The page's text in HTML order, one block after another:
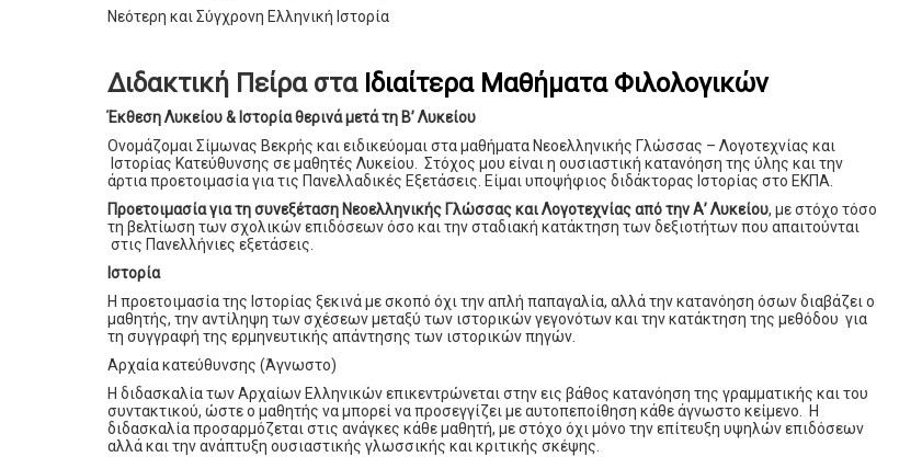
Νεότερη και Σύγχρονη Ελληνική Ιστορία
Διδακτική Πείρα στα Ιδιαίτερα Μαθήματα Φιλολογικών
Έκθεση Λυκείου & Ιστορία θερινά μετά τη Β’ Λυκείου
Ονομάζομαι Σίμωνας Βεκρής και ειδικεύομαι στα μαθήματα Νεοελληνικής Γλώσσας – Λογοτεχνίας και
Ιστορίας Κατεύθυνσης σε μαθητές Λυκείου. Στόχος μου είναι η ουσιαστική κατανόηση της ύλης και την
άρτια προετοιμασία για τις Πανελλαδικές Εξετάσεις. Είμαι υποψήφιος διδάκτορας Ιστορίας στο ΕΚΠΑ.
Προετοιμασία για τη συνεξέταση Νεοελληνικής Γλώσσας και Λογοτεχνίας από την Α’ Λυκείου, με στόχο τόσο
τη βελτίωση των σχολικών επιδόσεων όσο και την σταδιακή κατάκτηση των δεξιοτήτων που απαιτούνται
στις Πανελλήνιες εξετάσεις.
Ιστορία
Η προετοιμασία της Ιστορίας ξεκινά με σκοπό όχι την απλή παπαγαλία, αλλά την κατανόηση όσων διαβάζει ο
μαθητής, την αντίληψη των σχέσεων μεταξύ των ιστορικών γεγονότων και την κατάκτηση της μεθόδου για
τη συγγραφή της ερμηνευτικής απάντησης των ιστορικών πηγών.
Αρχαία κατεύθυνσης (Άγνωστο)
Η διδασκαλία των Αρχαίων Ελληνικών επικεντρώνεται στην εις βάθος κατανόηση της γραμματικής και του
συντακτικού, ώστε ο μαθητής να μπορεί να προσεγγίζει με αυτοπεποίθηση κάθε άγνωστο κείμενο. Η
διδασκαλία προσαρμόζεται στις ανάγκες κάθε μαθητή, με στόχο όχι μόνο την επίτευξη υψηλών επιδόσεων
αλλά και την ανάπτυξη ουσιαστικής γλωσσικής και κριτικής σκέψης.